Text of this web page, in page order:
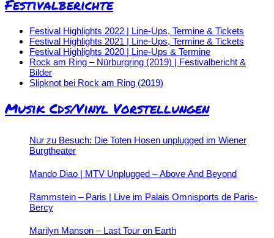
Festivalberichte
Festival Highlights 2022 | Line-Ups, Termine & Tickets
Festival Highlights 2021 | Line-Ups, Termine & Tickets
Festival Highlights 2020 | Line-Ups & Termine
Rock am Ring – Nürburgring (2019) | Festivalbericht &
Bilder
Slipknot bei Rock am Ring (2019)
Musik Cds/Vinyl Vorstellungen
Nur zu Besuch: Die Toten Hosen unplugged im Wiener
Burgtheater
Mando Diao | MTV Unplugged – Above And Beyond
Rammstein – Paris | Live im Palais Omnisports de Paris-
Bercy
Marilyn Manson – Last Tour on Earth